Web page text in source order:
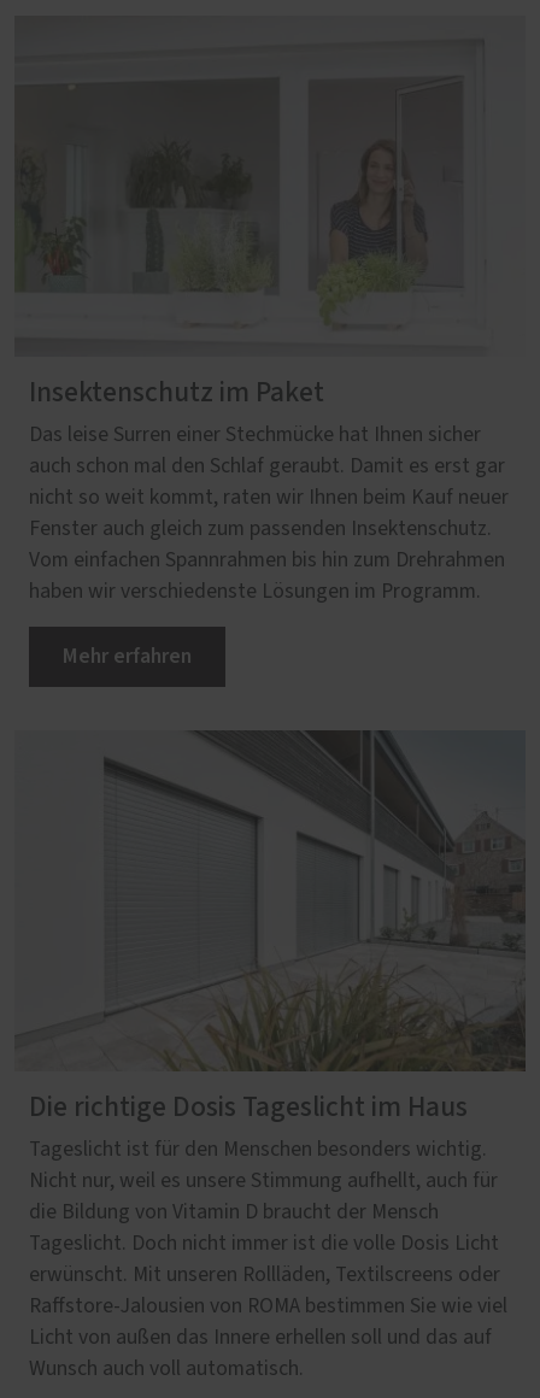
Insektenschutz im Paket
Das leise Surren einer Stechmücke hat Ihnen sicher
auch schon mal den Schlaf geraubt. Damit es erst gar
nicht so weit kommt, raten wir Ihnen beim Kauf neuer
Fenster auch gleich zum passenden Insektenschutz.
Vom einfachen Spannrahmen bis hin zum Drehrahmen
haben wir verschiedenste Lösungen im Programm.
Mehr erfahren
Die richtige Dosis Tageslicht im Haus
Tageslicht ist für den Menschen besonders wichtig.
Nicht nur, weil es unsere Stimmung aufhellt, auch für
die Bildung von Vitamin D braucht der Mensch
Tageslicht. Doch nicht immer ist die volle Dosis Licht
erwünscht. Mit unseren Rollläden, Textilscreens oder
Raffstore-Jalousien von ROMA bestimmen Sie wie viel
Licht von außen das Innere erhellen soll und das auf
Wunsch auch voll automatisch.